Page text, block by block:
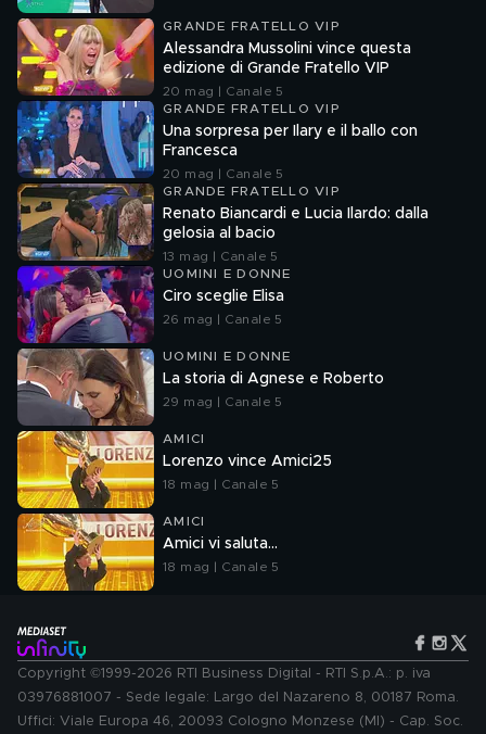
GRANDE FRATELLO VIP
Alessandra Mussolini vince questa
edizione di Grande Fratello VIP
20 mag | Canale 5
GRANDE FRATELLO VIP
Una sorpresa per Ilary e il ballo con
Francesca
20 mag | Canale 5
GRANDE FRATELLO VIP
Renato Biancardi e Lucia Ilardo: dalla
gelosia al bacio
13 mag | Canale 5
UOMINI E DONNE
Ciro sceglie Elisa
26 mag | Canale 5
UOMINI E DONNE
La storia di Agnese e Roberto
29 mag | Canale 5
AMICI
Lorenzo vince Amici25
18 mag | Canale 5
AMICI
Amici vi saluta...
18 mag | Canale 5
Copyright ©1999-2026 RTI Business Digital - RTI S.p.A.: p. iva
03976881007 - Sede legale: Largo del Nazareno 8, 00187 Roma.
Uffici: Viale Europa 46, 20093 Cologno Monzese (MI) - Cap. Soc.